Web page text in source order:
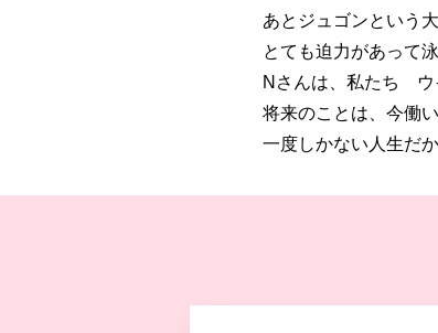
あとジュゴンという
とても迫力があって
Nさんは、私たち ウ
将来のことは、今働
一度しかない人生だ